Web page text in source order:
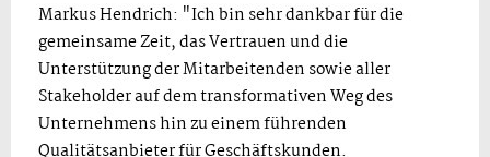
Markus Hendrich: "Ich bin sehr dankbar für die
gemeinsame Zeit, das Vertrauen und die
Unterstützung der Mitarbeitenden sowie aller
Stakeholder auf dem transformativen Weg des
Unternehmens hin zu einem führenden
Qualitätsanbieter für Geschäftskunden.